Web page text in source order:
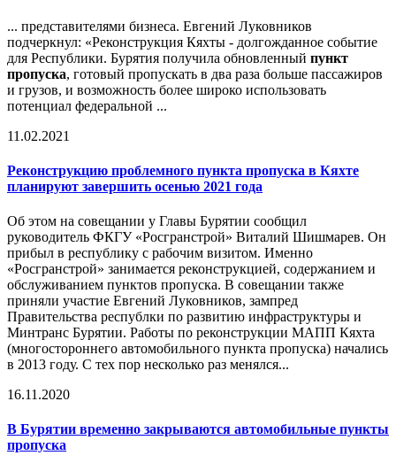
... представителями бизнеса. Евгений Луковников
подчеркнул: «Реконструкция Кяхты - долгожданное событие
для Республики. Бурятия получила обновленный пункт
пропуска, готовый пропускать в два раза больше пассажиров
и грузов, и возможность более широко использовать
потенциал федеральной ...
11.02.2021
Реконструкцию проблемного пункта пропуска в Кяхте
планируют завершить осенью 2021 года
Об этом на совещании у Главы Бурятии сообщил
руководитель ФКГУ «Росгранстрой» Виталий Шишмарев. Он
прибыл в республику с рабочим визитом. Именно
«Росгранстрой» занимается реконструкцией, содержанием и
обслуживанием пунктов пропуска. В совещании также
приняли участие Евгений Луковников, зампред
Правительства республки по развитию инфраструктуры и
Минтранс Бурятии. Работы по реконструкции МАПП Кяхта
(многостороннего автомобильного пункта пропуска) начались
в 2013 году. С тех пор несколько раз менялся...
16.11.2020
В Бурятии временно закрываются автомобильные пункты
пропуска